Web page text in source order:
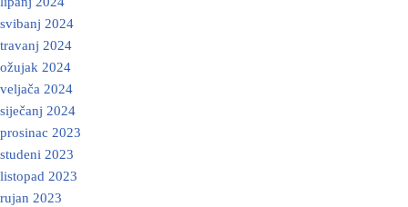
svibanj 2024
travanj 2024
ožujak 2024
veljača 2024
siječanj 2024
prosinac 2023
studeni 2023
listopad 2023
rujan 2023